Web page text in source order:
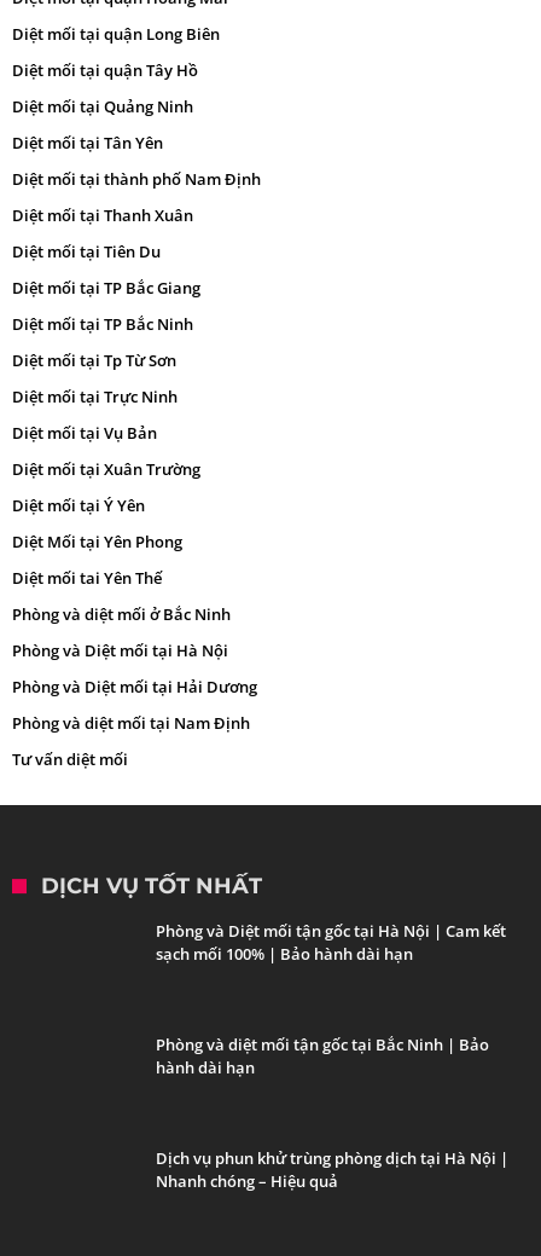
Diệt mối tại quận Long Biên
Diệt mối tại quận Tây Hồ
Diệt mối tại Quảng Ninh
Diệt mối tại Tân Yên
Diệt mối tại thành phố Nam Định
Diệt mối tại Thanh Xuân
Diệt mối tại Tiên Du
Diệt mối tại TP Bắc Giang
Diệt mối tại TP Bắc Ninh
Diệt mối tại Tp Từ Sơn
Diệt mối tại Trực Ninh
Diệt mối tại Vụ Bản
Diệt mối tại Xuân Trường
Diệt mối tại Ý Yên
Diệt Mối tại Yên Phong
Diệt mối tai Yên Thế
Phòng và diệt mối ở Bắc Ninh
Phòng và Diệt mối tại Hà Nội
Phòng và Diệt mối tại Hải Dương
Phòng và diệt mối tại Nam Định
Tư vấn diệt mối
DỊCH VỤ TỐT NHẤT
Phòng và Diệt mối tận gốc tại Hà Nội | Cam kết
sạch mối 100% | Bảo hành dài hạn
Phòng và diệt mối tận gốc tại Bắc Ninh | Bảo
hành dài hạn
Dịch vụ phun khử trùng phòng dịch tại Hà Nội |
Nhanh chóng – Hiệu quả